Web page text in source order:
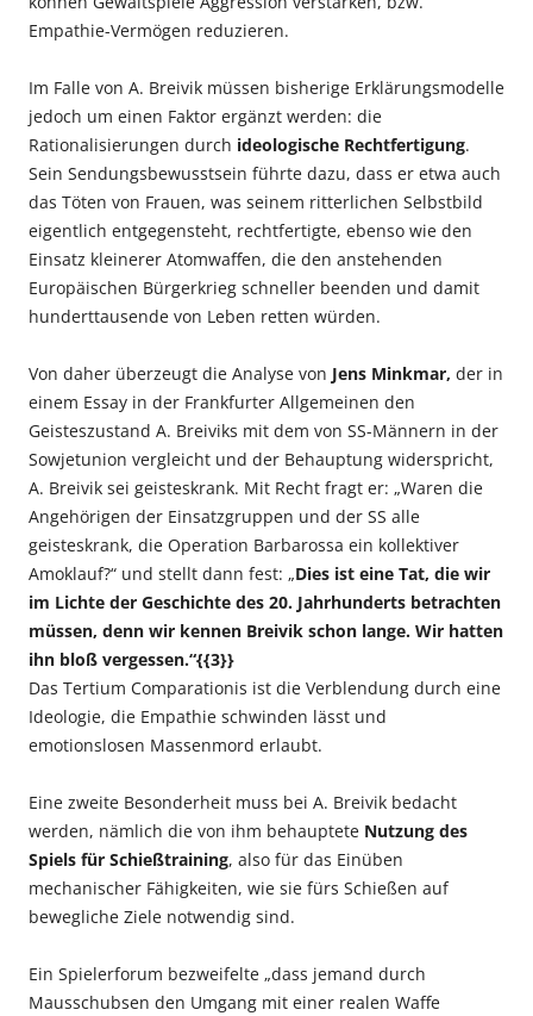
Empathie-Vermögen reduzieren.
Im Falle von A. Breivik müssen bisherige Erklärungsmodelle
jedoch um einen Faktor ergänzt werden: die
Rationalisierungen durch ideologische Rechtfertigung.
Sein Sendungsbewusstsein führte dazu, dass er etwa auch
das Töten von Frauen, was seinem ritterlichen Selbstbild
eigentlich entgegensteht, rechtfertigte, ebenso wie den
Einsatz kleinerer Atomwaffen, die den anstehenden
Europäischen Bürgerkrieg schneller beenden und damit
hunderttausende von Leben retten würden.
Von daher überzeugt die Analyse von Jens Minkmar, der in
einem Essay in der Frankfurter Allgemeinen den
Geisteszustand A. Breiviks mit dem von SS-Männern in der
Sowjetunion vergleicht und der Behauptung widerspricht,
A. Breivik sei geisteskrank. Mit Recht fragt er: „Waren die
Angehörigen der Einsatzgruppen und der SS alle
geisteskrank, die Operation Barbarossa ein kollektiver
Amoklauf?“ und stellt dann fest: „Dies ist eine Tat, die wir
im Lichte der Geschichte des 20. Jahrhunderts betrachten
müssen, denn wir kennen Breivik schon lange. Wir hatten
ihn bloß vergessen.“{{3}}
Das Tertium Comparationis ist die Verblendung durch eine
Ideologie, die Empathie schwinden lässt und
emotionslosen Massenmord erlaubt.
Eine zweite Besonderheit muss bei A. Breivik bedacht
werden, nämlich die von ihm behauptete Nutzung des
Spiels für Schießtraining, also für das Einüben
mechanischer Fähigkeiten, wie sie fürs Schießen auf
bewegliche Ziele notwendig sind.
Ein Spielerforum bezweifelte „dass jemand durch
Mausschubsen den Umgang mit einer realen Waffe